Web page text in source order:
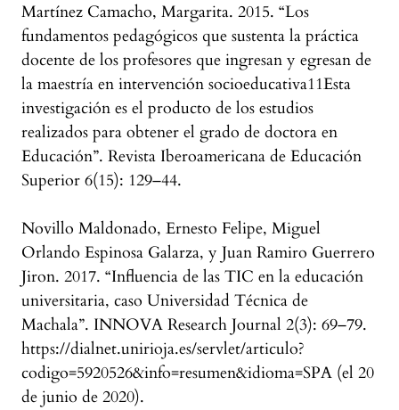
Martínez Camacho, Margarita. 2015. “Los
fundamentos pedagógicos que sustenta la práctica
docente de los profesores que ingresan y egresan de
la maestría en intervención socioeducativa11Esta
investigación es el producto de los estudios
realizados para obtener el grado de doctora en
Educación”. Revista Iberoamericana de Educación
Superior 6(15): 129–44.
Novillo Maldonado, Ernesto Felipe, Miguel
Orlando Espinosa Galarza, y Juan Ramiro Guerrero
Jiron. 2017. “Influencia de las TIC en la educación
universitaria, caso Universidad Técnica de
Machala”. INNOVA Research Journal 2(3): 69–79.
https://dialnet.unirioja.es/servlet/articulo?
codigo=5920526&info=resumen&idioma=SPA (el 20
de junio de 2020).